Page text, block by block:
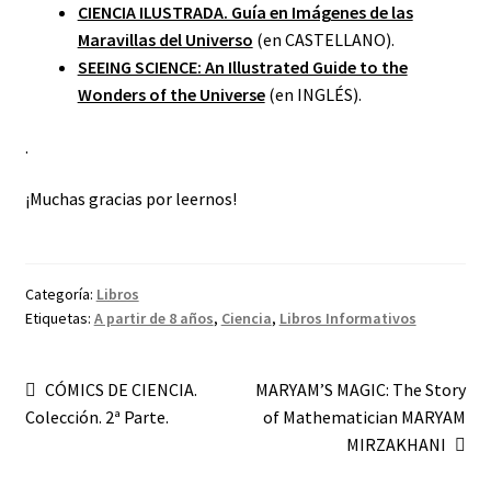
CIENCIA ILUSTRADA. Guía en Imágenes de las
Maravillas del Universo (en CASTELLANO).
SEEING SCIENCE: An Illustrated Guide to the
Wonders of the Universe(en INGLÉS).
.
¡Muchas gracias por leernos!
Categoría: Libros
Etiquetas: A partir de 8 años, Ciencia, Libros Informativos
Navegación
de
Anterior:
CÓMICS DE CIENCIA.
Colección. 2ª Parte.
Siguiente:
MARYAM’S MAGIC: The Story
of Mathematician MARYAM
MIRZAKHANI